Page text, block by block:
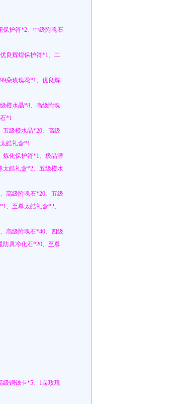
保护符*2、中级附魂石
良辉煌保护符*1、二
朵玫瑰花*1、优良辉
橙水晶*8、高级附魂
*1
五级橙水晶*20、高级
皓礼盒*1
炼化保护符*1、极品潜
太皓礼盒*2、五级橙水
高级附魂石*20、五级
、至尊太皓礼盒*2、
高级附魂石*40、四级
防具净化石*20、至尊
级铜钱卡*5、1朵玫瑰